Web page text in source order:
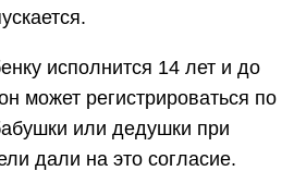
исполнится 14 лет и до
может регистрироваться по
или дедушки при
дали на это согласие.